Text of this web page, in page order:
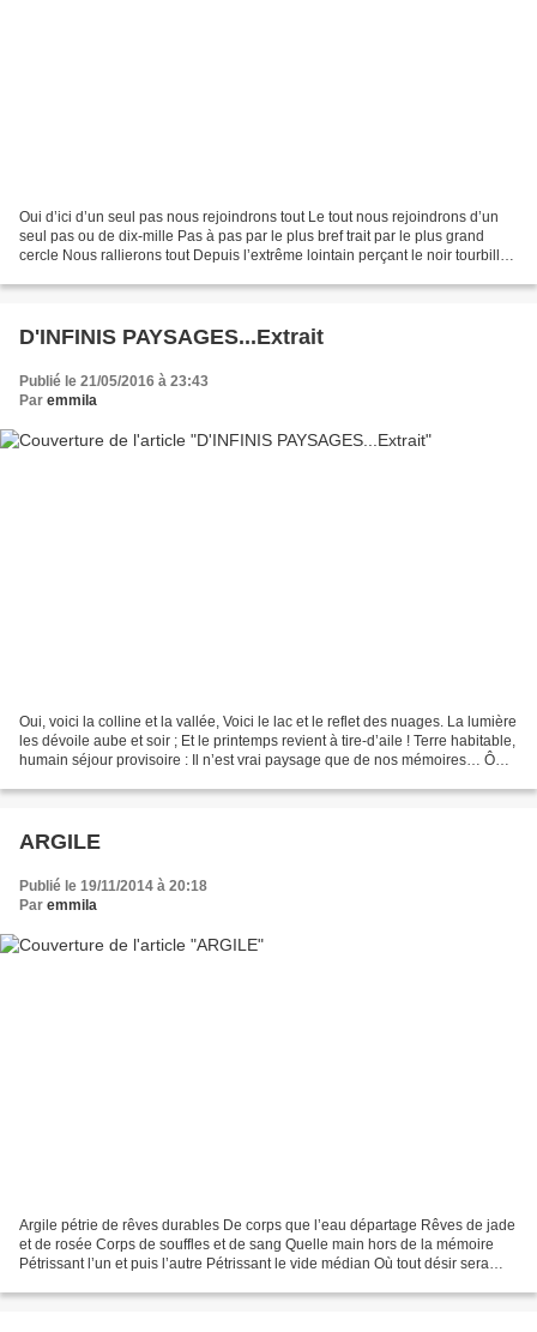
Oui d’ici d’un seul pas nous rejoindrons tout Le tout nous rejoindrons d’un
seul pas ou de dix-mille Pas à pas par le plus bref trait par le plus grand
cercle Nous rallierons tout Depuis l’extrême lointain perçant le noir tourbillon
D'INFINIS PAYSAGES...Extrait
Publié le 21/05/2016 à 23:43
Par emmila
Oui, voici la colline et la vallée, Voici le lac et le reflet des nuages. La lumière
les dévoile aube et soir ; Et le printemps revient à tire-d’aile ! Terre habitable,
humain séjour provisoire : Il n’est vrai paysage que de nos mémoires… Ô
ARGILE
Publié le 19/11/2014 à 20:18
Par emmila
Argile pétrie de rêves durables De corps que l’eau départage Rêves de jade
et de rosée Corps de souffles et de sang Quelle main hors de la mémoire
Pétrissant l’un et puis l’autre Pétrissant le vide médian Où tout désir sera